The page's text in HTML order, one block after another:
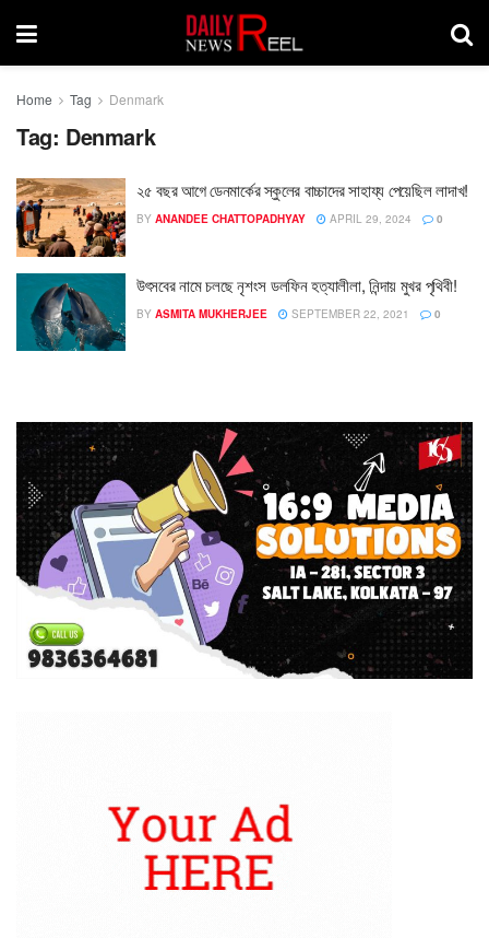
Home Tag Denmark
Tag: Denmark
২৫ বছর আগে ডেনমার্কের স্কুলের বাচ্চাদের সাহায্য পেয়েছিল লাদাখ!
BY ANANDEE CHATTOPADHYAY APRIL 29, 2024 0
উৎসবের নামে চলছে নৃশংস ডলফিন হত্যালীলা, নিন্দায় মুখর পৃথিবী!
BY ASMITA MUKHERJEE SEPTEMBER 22, 2021 0